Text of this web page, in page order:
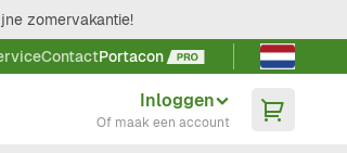
zomervakantie!
ContactPortacon
Taal kiezen
Inloggen
Of maak een account